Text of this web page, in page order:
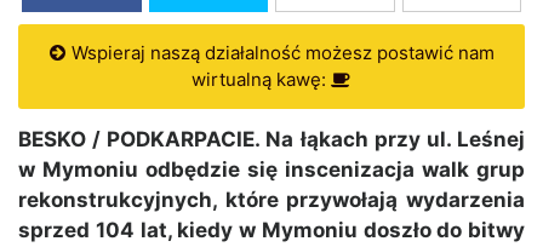
Wspieraj naszą działalność możesz postawić nam
wirtualną kawę:
BESKO / PODKARPACIE. Na łąkach przy ul. Leśnej
w Mymoniu odbędzie się inscenizacja walk grup
rekonstrukcyjnych, które przywołają wydarzenia
sprzed 104 lat, kiedy w Mymoniu doszło do bitwy